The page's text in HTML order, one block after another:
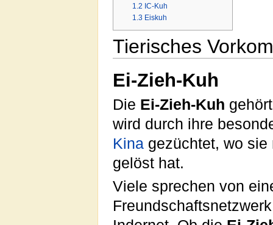
1.2 IC-Kuh
1.3 Eiskuh
Tierisches
Ei-Zieh-Kuh
Die Ei-Zieh-Kuh
wird durch ihre
Kina gezüchtet, wo
gelöst hat.
Viele sprechen von